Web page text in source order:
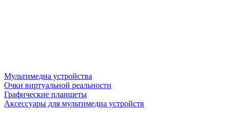
Мультимедиа устройства
Очки виртуальной реальности
Графические планшеты
Аксессуары для мультимедиа устройств